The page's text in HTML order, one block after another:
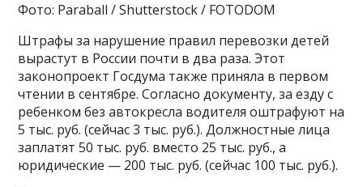
Фото: Paraball / Shutterstock / FOTODOM
Штрафы за нарушение правил перевозки детей
вырастут в России почти в два раза. Этот
законопроект Госдума также приняла в первом
чтении в сентябре. Согласно документу, за езду с
ребенком без автокресла водителя оштрафуют на
5 тыс. руб. (сейчас 3 тыс. руб.). Должностные лица
заплатят 50 тыс. руб. вместо 25 тыс. руб., а
юридические — 200 тыс. руб. (сейчас 100 тыс. руб.).